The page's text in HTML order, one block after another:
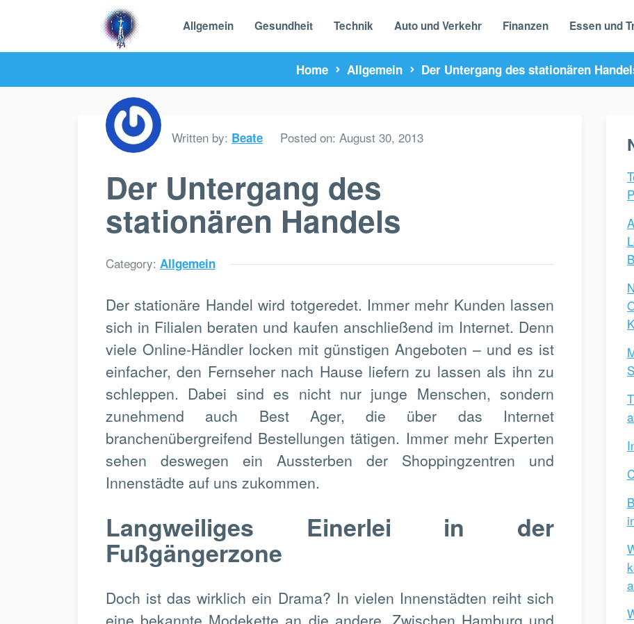
Allgemein Gesundheit Technik Auto und Verkehr Finanzen Essen und
Home Allgemein Der Untergang des stationären
Written by: Beate Posted on: August 30, 2013
Der Untergang des
stationären Handels
Category: Allgemein
Der stationäre Handel wird totgeredet. Immer mehr Kunden lassen
sich in Filialen beraten und kaufen anschließend im Internet. Denn
viele Online-Händler locken mit günstigen Angeboten – und es ist
einfacher, den Fernseher nach Hause liefern zu lassen als ihn zu
schleppen. Dabei sind es nicht nur junge Menschen, sondern
zunehmend auch Best Ager, die über das Internet
branchenübergreifend Bestellungen tätigen. Immer mehr Experten
sehen deswegen ein Aussterben der Shoppingzentren und
Innenstädte auf uns zukommen.
Langweiliges Einerlei in der
Fußgängerzone
Doch ist das wirklich ein Drama? In vielen Innenstädten reiht sich
eine bekannte Modekette an die andere. Zwischen Hamburg und